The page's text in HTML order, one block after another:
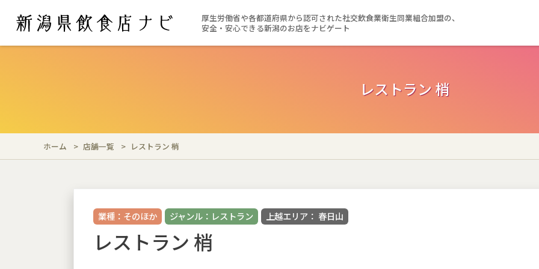
厚生労働省や各都道府県から認可された社交飲食業衛生同業組合加盟の、
安全・安心できる新潟のお店をナビゲート
レストラン 梢
ホーム 店舗一覧 レストラン 梢
業種：そのほか ジャンル：レストラン 上越エリア： 春日山
レストラン 梢